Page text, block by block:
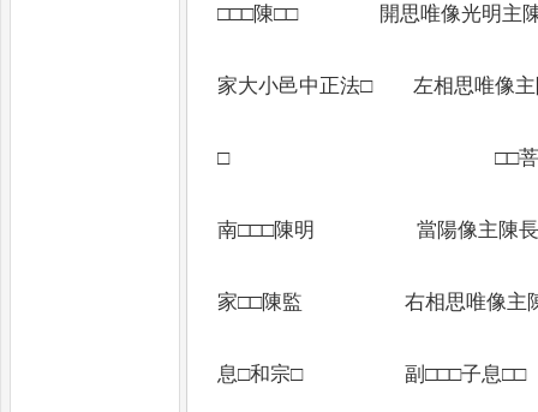
□□□陳□□ 開思唯像光明主陳
家大小邑中正法□ 左相思唯像主
□ □□菩薩□□□□
南□□□陳明 當陽像主陳長
家□□陳監 右相思唯像主陳
息□和宗□ 副□□□子息□□